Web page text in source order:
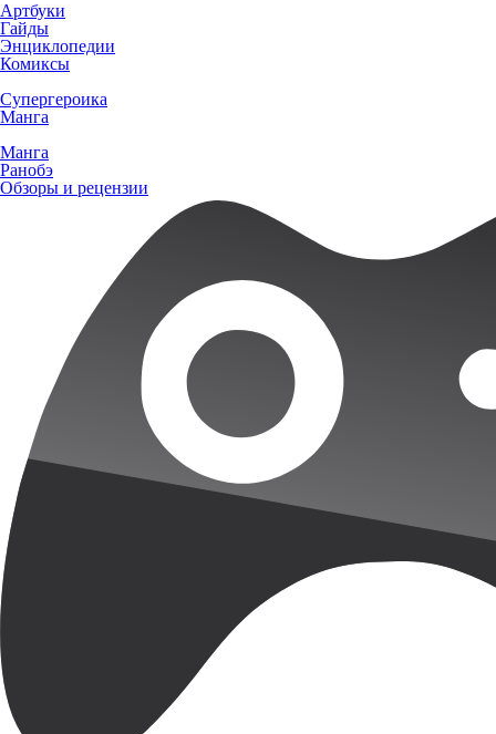
Артбуки
Гайды
Энциклопедии
Комиксы
Супергероика
Манга
Манга
Ранобэ
Обзоры и рецензии